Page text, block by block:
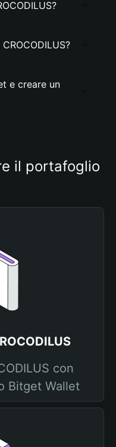
e creare un
il portafoglio
con
Bitget Wallet